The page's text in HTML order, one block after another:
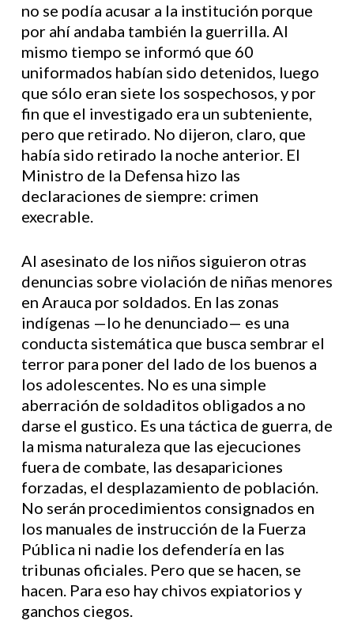
no se podía acusar a la institución porque
por ahí andaba también la guerrilla. Al
mismo tiempo se informó que 60
uniformados habían sido detenidos, luego
que sólo eran siete los sospechosos, y por
fin que el investigado era un subteniente,
pero que retirado. No dijeron, claro, que
había sido retirado la noche anterior. El
Ministro de la Defensa hizo las
declaraciones de siempre: crimen
execrable.
Al asesinato de los niños siguieron otras
denuncias sobre violación de niñas menores
en Arauca por soldados. En las zonas
indígenas —lo he denunciado— es una
conducta sistemática que busca sembrar el
terror para poner del lado de los buenos a
los adolescentes. No es una simple
aberración de soldaditos obligados a no
darse el gustico. Es una táctica de guerra, de
la misma naturaleza que las ejecuciones
fuera de combate, las desapariciones
forzadas, el desplazamiento de población.
No serán procedimientos consignados en
los manuales de instrucción de la Fuerza
Pública ni nadie los defendería en las
tribunas oficiales. Pero que se hacen, se
hacen. Para eso hay chivos expiatorios y
ganchos ciegos.